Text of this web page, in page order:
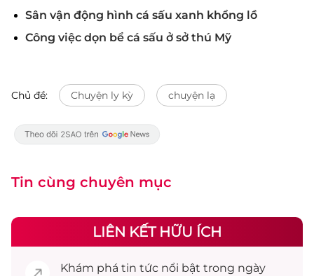
Sân vận động hình cá sấu xanh khổng lồ
Công việc dọn bể cá sấu ở sở thú Mỹ
Chủ đề: Chuyện ly kỳ chuyện lạ
Tin cùng chuyên mục
LIÊN KẾT HỮU ÍCH
Khám phá tin tức nổi bật trong ngày